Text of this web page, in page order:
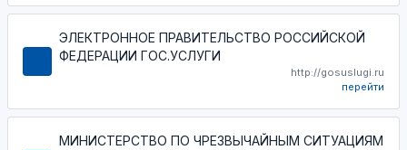
ЭЛЕКТРОННОЕ ПРАВИТЕЛЬСТВО РОССИЙСКОЙ
ФЕДЕРАЦИИ ГОС.УСЛУГИ
http://gosuslugi.ru
перейти
МИНИСТЕРСТВО ПО ЧРЕЗВЫЧАЙНЫМ СИТУАЦИЯМ